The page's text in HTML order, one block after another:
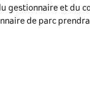
gestionnaire et du
de parc